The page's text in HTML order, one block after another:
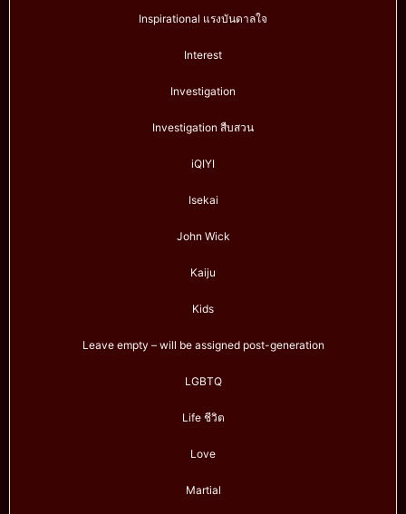
Inspirational แรงบันดาลใจ
Interest
Investigation
Investigation สืบสวน
iQIYI
Isekai
John Wick
Kaiju
Kids
Leave empty – will be assigned post-generation
LGBTQ
Life ชีวิต
Love
Martial